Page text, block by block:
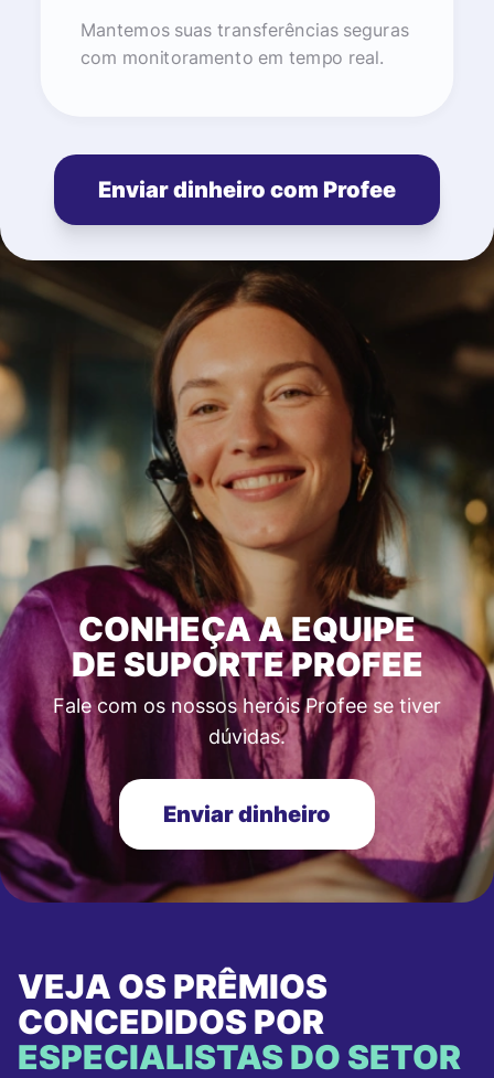
Mantemos suas transferências seguras
com monitoramento em tempo real.
Enviar dinheiro com Profee
CONHEÇA A EQUIPE
DE SUPORTE PROFEE
Fale com os nossos heróis Profee se tiver
dúvidas.
Enviar dinheiro
VEJA OS PRÊMIOS
CONCEDIDOS POR
ESPECIALISTAS DO SETOR